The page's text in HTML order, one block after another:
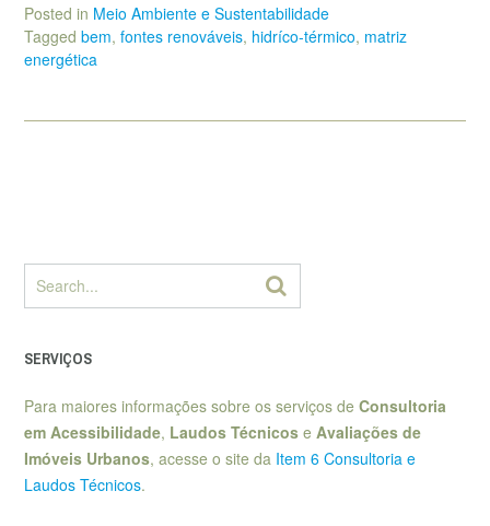
Posted in Meio Ambiente e Sustentabilidade
Tagged bem, fontes renováveis, hidríco-térmico, matriz
energética
SERVIÇOS
Para maiores informações sobre os serviços de Consultoria
em Acessibilidade, Laudos Técnicos e Avaliações de
Imóveis Urbanos, acesse o site da Item 6 Consultoria e
Laudos Técnicos.